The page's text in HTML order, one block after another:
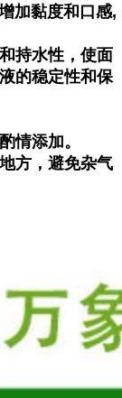
加黏度和口感,
持水性，使面
的稳定性和保
情添加。
方，避免杂气